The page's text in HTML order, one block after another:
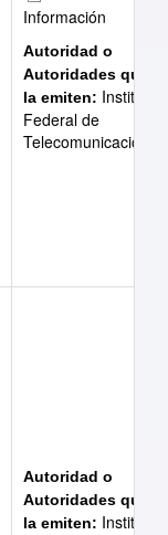
Información
Autoridad o
Autoridades que
la emiten: Instituto
Federal de
Telecomunicaciones
Autoridad o
Autoridades que
la emiten: Instituto